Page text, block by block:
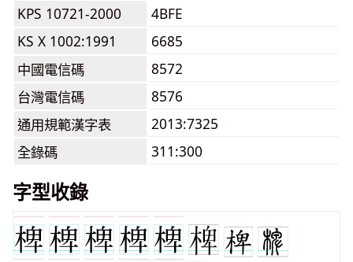
KPS 10721-2000
4BFE
KS X 1002:1991
6685
中國電信碼
8572
台灣電信碼
8576
通用規範漢字表
2013:7325
全錄碼
311:300
字型收錄